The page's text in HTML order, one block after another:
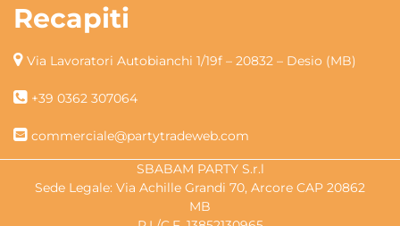
Recapiti
Via Lavoratori Autobianchi 1/19f – 20832 – Desio (MB)
+39 0362 307064
commerciale@partytradeweb.com
SBABAM PARTY S.r.l
Sede Legale: Via Achille Grandi 70, Arcore CAP 20862
MB